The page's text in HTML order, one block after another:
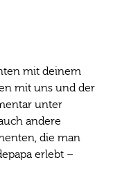
mit deinem
mit uns und der
unter
andere
die man
erlebt –